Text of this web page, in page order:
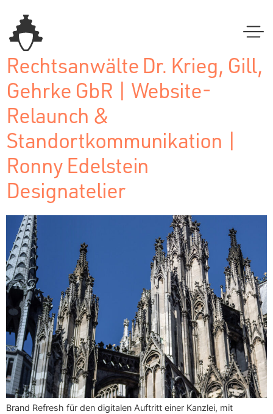
Rechtsanwälte Dr. Krieg, Gill,
Gehrke GbR | Website-
Relaunch &
Standortkommunikation |
Ronny Edelstein
Designatelier
Brand Refresh für den digitalen Auftritt einer Kanzlei, mit